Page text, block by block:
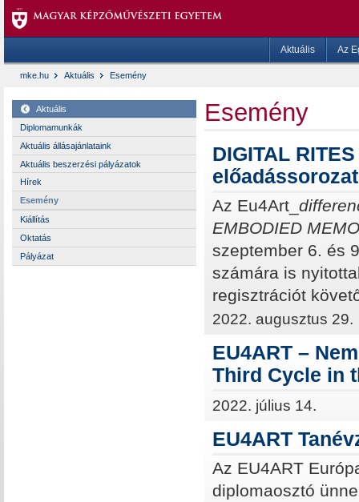
Aktuális Az
mke.hu Aktuális Esemény
Aktuális
Diplomamunkák
Aktuális állásajánlataink
Aktuális beszerzési pályázatok
Hírek
Esemény
Kiállítás
Oktatás
Pályázat
Esemény
DIGITAL
előadássorozat
Az Eu4Art_
EMBODIED
szeptember 6. és
számára is
regisztrációt
2022. augusztus 29.
EU4ART –
Third Cycle in
2022. július 14.
EU4ART
Az EU4ART
diplomaosztó